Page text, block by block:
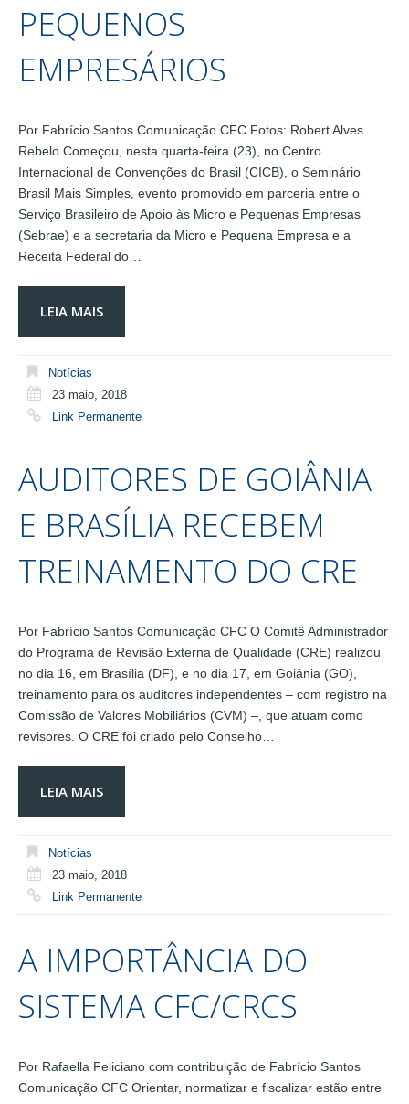
PEQUENOS
EMPRESÁRIOS
Por Fabrício Santos Comunicação CFC Fotos: Robert Alves
Rebelo Começou, nesta quarta-feira (23), no Centro
Internacional de Convenções do Brasil (CICB), o Seminário
Brasil Mais Simples, evento promovido em parceria entre o
Serviço Brasileiro de Apoio às Micro e Pequenas Empresas
(Sebrae) e a secretaria da Micro e Pequena Empresa e a
Receita Federal do…
LEIA MAIS
Notícias
23 maio, 2018
Link Permanente
AUDITORES DE GOIÂNIA
E BRASÍLIA RECEBEM
TREINAMENTO DO CRE
Por Fabrício Santos Comunicação CFC O Comitê Administrador
do Programa de Revisão Externa de Qualidade (CRE) realizou
no dia 16, em Brasília (DF), e no dia 17, em Goiânia (GO),
treinamento para os auditores independentes – com registro na
Comissão de Valores Mobiliários (CVM) –, que atuam como
revisores. O CRE foi criado pelo Conselho…
LEIA MAIS
Notícias
23 maio, 2018
Link Permanente
A IMPORTÂNCIA DO
SISTEMA CFC/CRCS
Por Rafaella Feliciano com contribuição de Fabrício Santos
Comunicação CFC Orientar, normatizar e fiscalizar estão entre